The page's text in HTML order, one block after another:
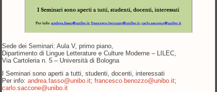
Sede dei Seminari: Aula V, primo piano,
Dipartimento di Lingue Letterature e Culture Moderne – LILEC,
Via Cartoleria n. 5 – Università di Bologna
I Seminari sono aperti a tutti, studenti, docenti, interessati
Per info:andrea.fasso@unibo.it;francesco.benozzo@unibo.it;
carlo.saccone@unibo.it